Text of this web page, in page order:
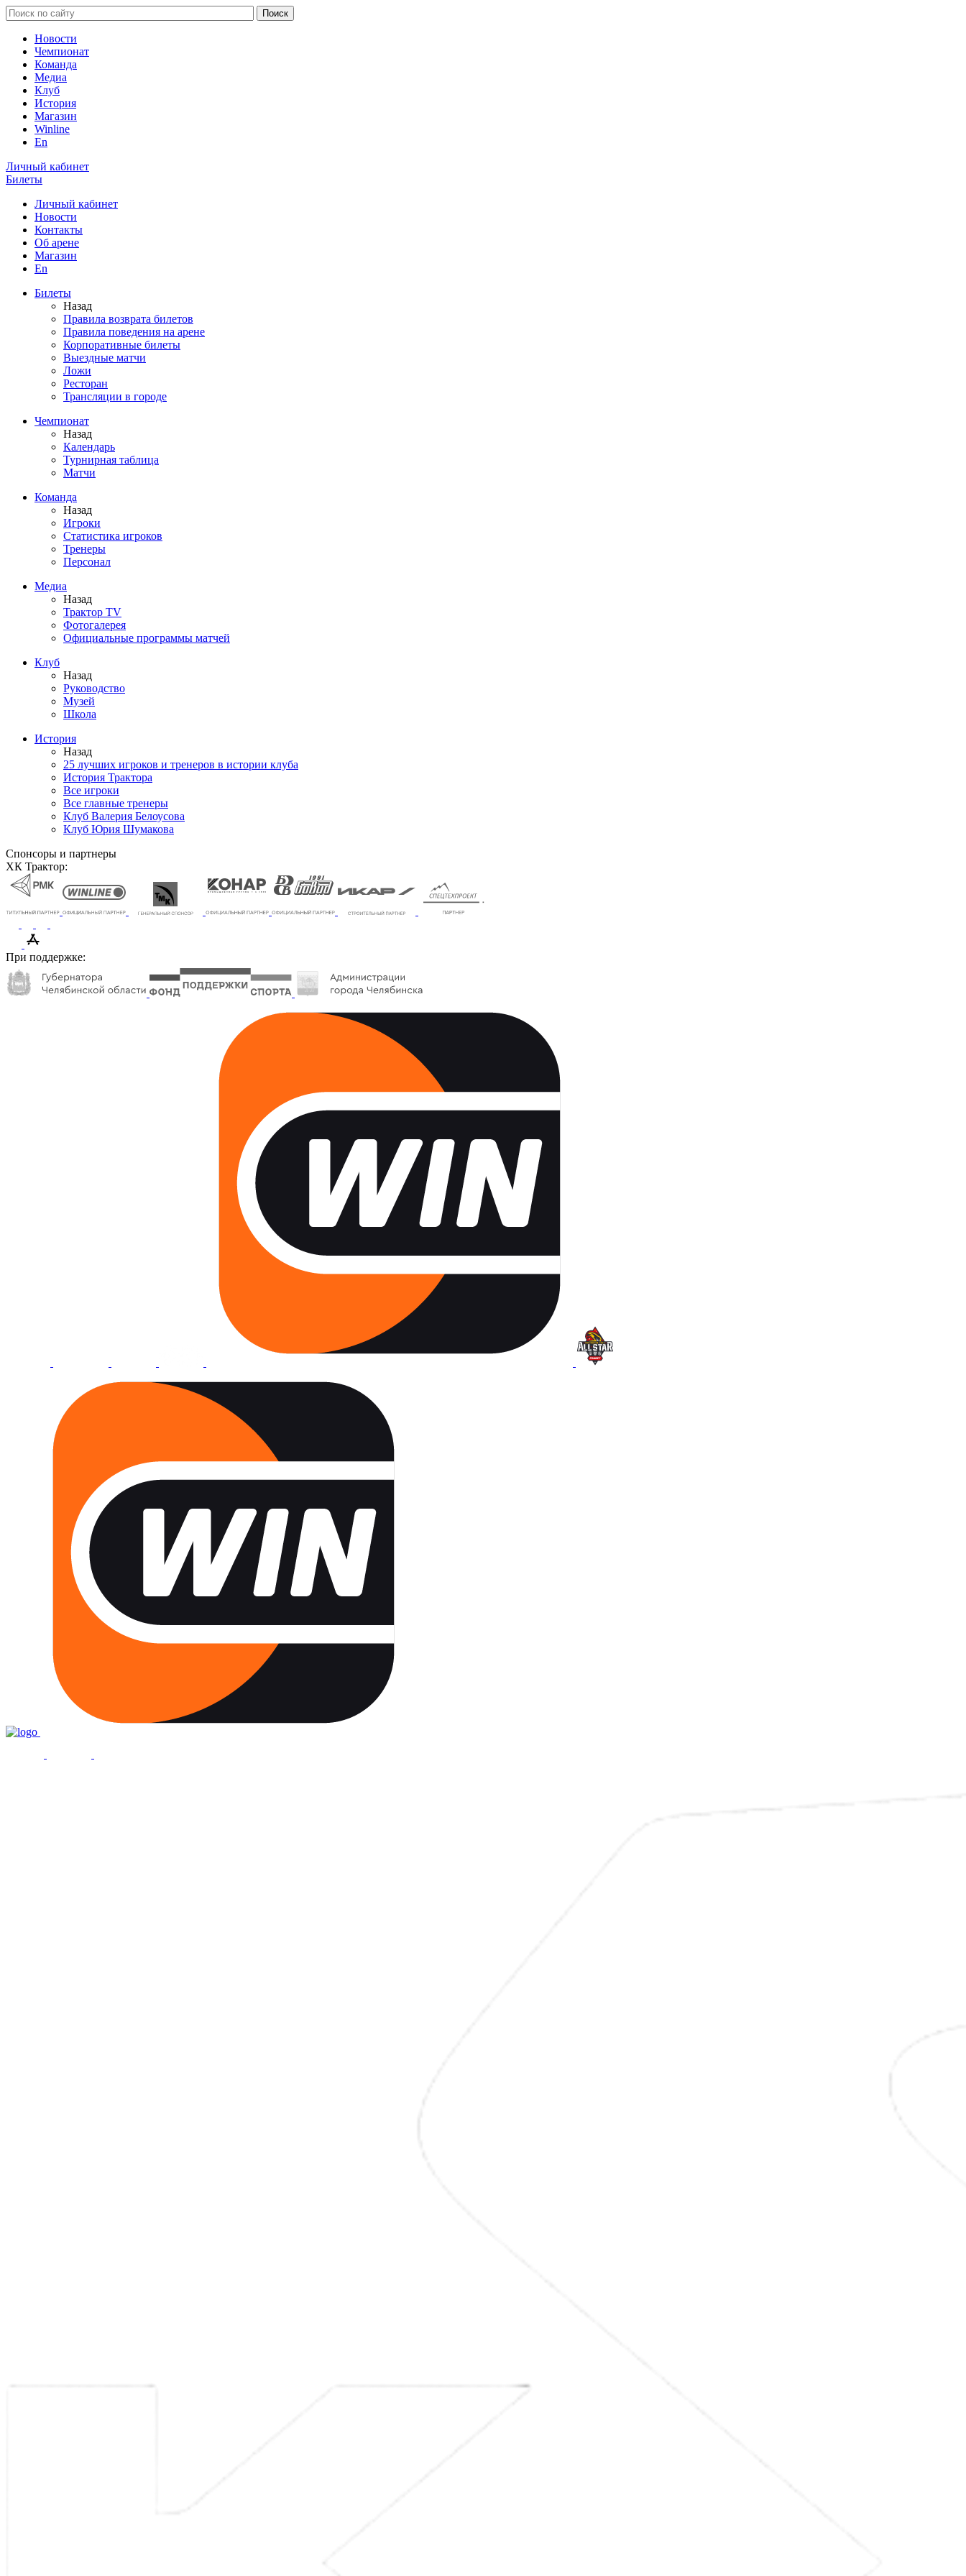
Новости
Чемпионат
Команда
Медиа
Клуб
История
Магазин
Winline
En
Личный кабинет
Билеты
Личный кабинет
Новости
Контакты
Об арене
Магазин
En
Билеты
Назад
Правила возврата билетов
Правила поведения на арене
Корпоративные билеты
Выездные матчи
Ложи
Ресторан
Трансляции в городе
Чемпионат
Назад
Календарь
Турнирная таблица
Матчи
Команда
Назад
Игроки
Статистика игроков
Тренеры
Персонал
Медиа
Назад
Трактор TV
Фотогалерея
Официальные программы матчей
Клуб
Назад
Руководство
Музей
Школа
История
Назад
25 лучших игроков и тренеров в истории клуба
История Трактора
Все игроки
Все главные тренеры
Клуб Валерия Белоусова
Клуб Юрия Шумакова
Спонсоры и партнеры
ХК Трактор:
При поддержке: